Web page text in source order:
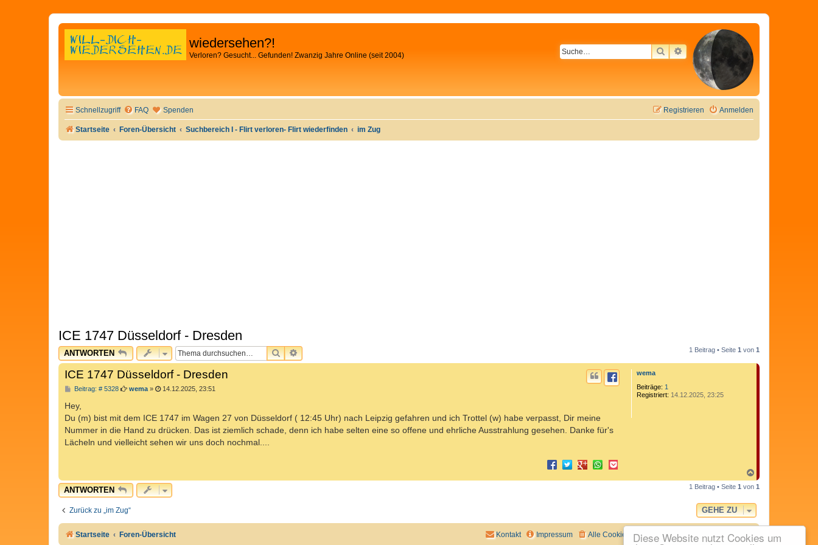
Diese Website nutzt Cookies um
wiedersehen?!
Verloren? Gesucht... Gefunden! Zwanzig Jahre Online (seit 2004) SUCHEERWEITERTE SUCHE
Schnellzugriff FAQ Spenden Anmelden
Registrieren
Startseite Foren-Übersicht Suchbereich I - Flirt verloren- Flirt wiederfinden im Zug
ICE 1747 Düsseldorf - Dresden
ANTWORTEN SUCHEERWEITERTE SUCHE 1 Beitrag • Seite 1 von 1
wema
Beiträge: 1
Registriert: 14.12.2025, 23:25
ICE 1747 Düsseldorf - Dresden
Beitrag: # 5328B
r
a
g
wema» 14.12.2025, 23:51
Hey,
Du (m) bist mit dem ICE 1747 im Wagen 27 von Düsseldorf ( 12:45 Uhr) nach Leipzig gefahren und ich Trottel (w) habe verpasst, Dir meine
Nummer in die Hand zu drücken. Das ist ziemlich schade, denn ich habe selten eine so offene und ehrliche Ausstrahlung gesehen. Danke für's
Lächeln und vielleicht sehen wir uns doch nochmal....
a
c
o
b
e
ANTWORTEN 1 Beitrag • Seite 1 von 1
Zurück zu „im Zug“ GEHE ZU
Startseite Foren-Übersicht Alle Zeiten sindUTC+02:00
Alle Cookies löschen
Impressum
Kontakt